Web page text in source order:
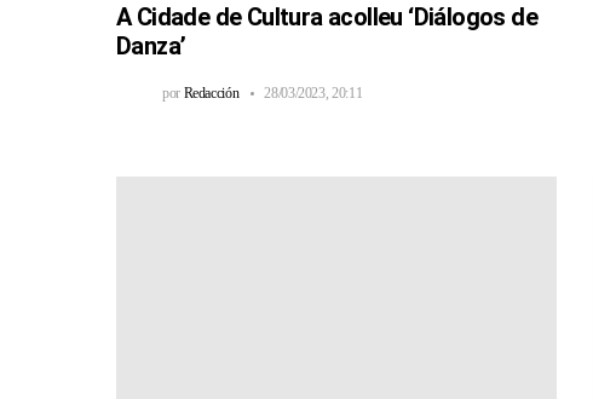
A Cidade de Cultura acolleu ‘Diálogos de
Danza’
por Redacción 28/03/2023, 20:11